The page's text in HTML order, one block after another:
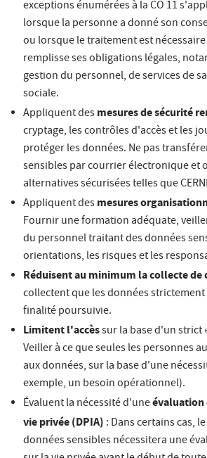
exceptions énumérées à la CO 11
lorsque la personne a donné son
ou lorsque le traitement est nécessaire
remplisse ses obligations légales,
gestion du personnel, de services de
sociale.
Appliquent desmesures de sécurité
cryptage, les contrôles d'accès et les
protéger les données. Ne pas
sensibles par courrier électronique et
alternatives sécurisées telles que
Appliquent desmesures
Fournir une formation adéquate,
du personnel traitant des données
orientations, les risques et les
Réduisent au minimum la collecte de
collectent que les données strictement
finalité poursuivie.
Limitent l'accèssur la base d'un strict
Veiller à ce que seules les personnes
aux données, sur la base d'une
exemple, un besoin opérationnel).
Évaluent la nécessité d'uneévaluation
vie privée (DPIA) : Dans certains cas,
données sensibles nécessitera une